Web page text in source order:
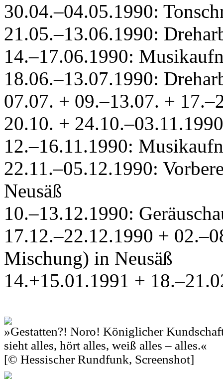
30.04.–04.05.1990:
21.05.–13.06.1990:
14.–17.06.1990:
18.06.–13.07.1990:
07.07. + 09.–13.07. +
20.10. +
12.–16.11.1990:
22.11.–05.12.1990:
Neusäß
10.–13.12.1990:
17.12.–22.12.1990 +
Mischung) in Neusäß
14.+15.01.1991 +
»Gestatten?! Noro! Königlicher
sieht alles, hört alles, weiß alles – alles.«
[© Hessischer Rundfunk, Screenshot]